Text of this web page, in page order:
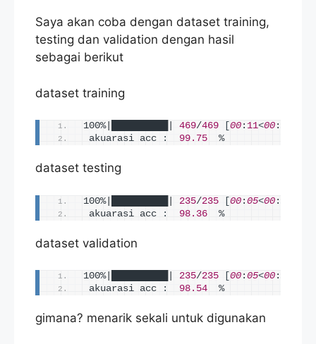
Saya akan coba dengan dataset training,
testing dan validation dengan hasil
sebagai berikut
dataset training
100%|██████████| 469/469 00 : 11<00 :
akuarasi acc
: 99.75
  %
dataset testing
100%|██████████| 235/235 [00 : 05<00 :
akuarasi acc
: 98.36
  %
dataset validation
100%|██████████| 235/235 00 : 05<00 :
akuarasi acc
: 98.54
  %
gimana? menarik sekali untuk digunakan